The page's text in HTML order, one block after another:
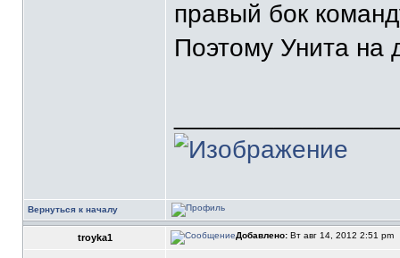
правый бок
Поэтому Унита на
Вернуться к началу
troyka1 Добавлено: Вт авг 14, 2012 2:51 pm